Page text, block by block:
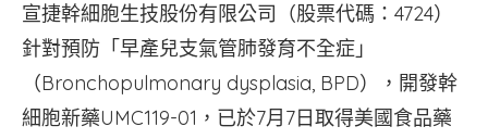
宣捷幹細胞生技股份有限公司（股票代碼：4724）
針對預防「早產兒支氣管肺發育不全症」
（Bronchopulmonary dysplasia, BPD），開發幹
細胞新藥UMC119-01，已於7月7日取得美國食品藥